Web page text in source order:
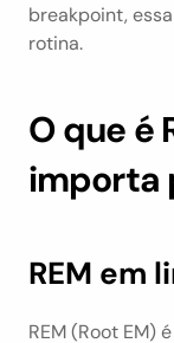
breakpoint,
rotina.
O que é
importa
REM em
REM (Root EM)